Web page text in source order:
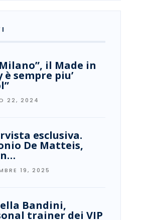
il Made in
è sempre piu’
22, 2024
esclusiva.
De Matteis,
19, 2025
Bandini,
trainer dei VIP